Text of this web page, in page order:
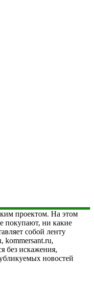
проектом. На этом
покупают, ни какие
собой ленту
kommersant.ru,
без искажения,
новостей